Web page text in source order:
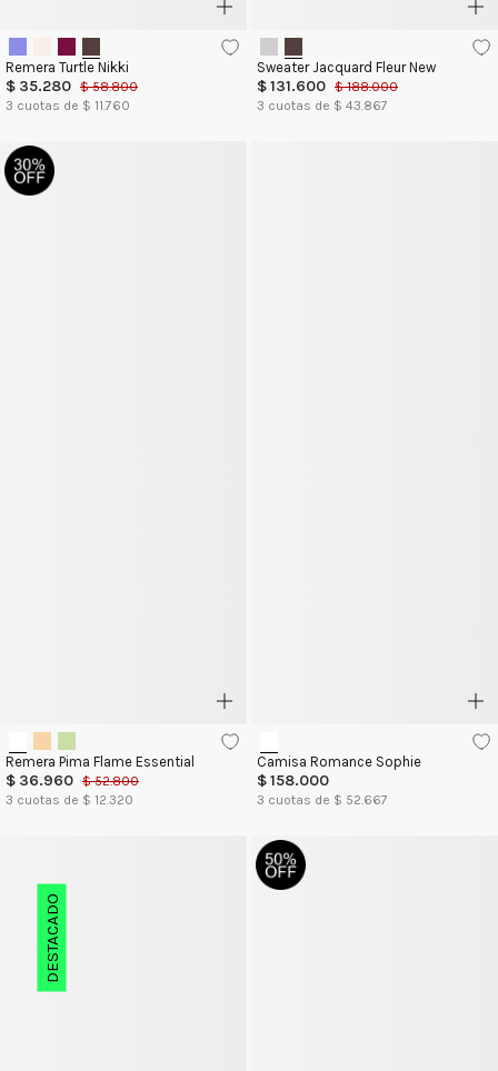
Remera Turtle Nikki
$ 35.280 $ 58.800
3 cuotas de $ 11.760
Sweater Jacquard Fleur New
$131.600 $ 188.000
3 cuotas de $ 43.867
Remera Pima Flame Essential
$ 36.960 $ 52.800
3 cuotas de $ 12.320
Camisa Romance Sophie
$158.000
3 cuotas de $ 52.667
DESTACADO